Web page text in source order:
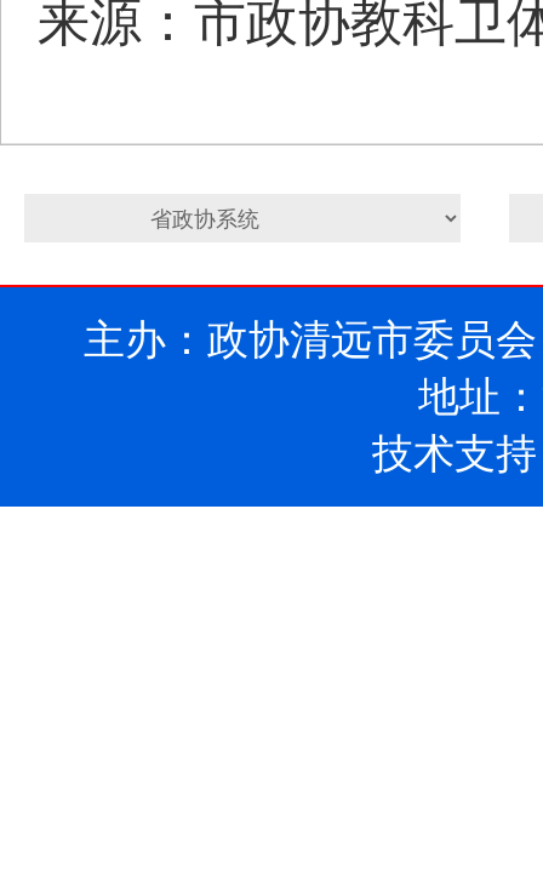
来源：市政协教科卫
主办：政协清远市委员
地址
技术支